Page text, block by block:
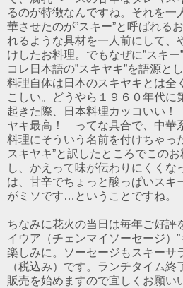
るのが特徴なんですね。それを一
華させたのが”スキー”と呼ばれる
れるような具材を一人前にして、
けしたお料理。でもなぜに”スキー
コレ日本語の”スキヤキ”を語源と
料理自体は日本のスキヤキとは全
こしい。どうやら１９６０年代に
起きた際、日本料理カッコいい
ヤキ最高！ ってな具合で、中華
料理にそういう名前を付けちゃっ
スキヤキ”と訳したところでこの
し、かえって味が伝わりにくくな
は、甘辛でちょっと酸っぱいスキ
がミソです…ということですね。
ちなみに花火の当日は毎年ご好評
イウア（チェンマイソーセージ）
楽しみに。ソーセージもスキーサ
（税込み）です。ランチタイム
販売を始めますので宜しくお願い